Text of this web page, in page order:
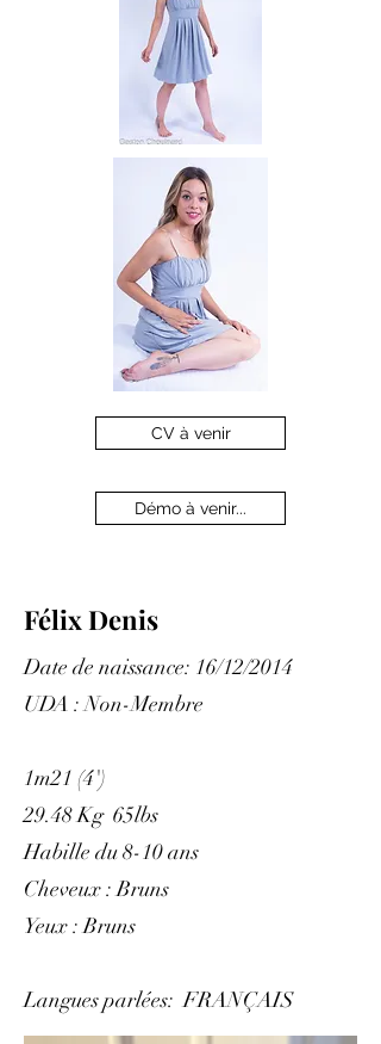
CV à venir
Démo à venir...
Félix Denis
Date de naissance: 16/12/2014
UDA : Non-Membre
1m21 (4')
29.48 Kg 65lbs
Habille du 8-10 ans
Cheveux : Bruns
Yeux : Bruns
Langues parlées: FRANÇAIS